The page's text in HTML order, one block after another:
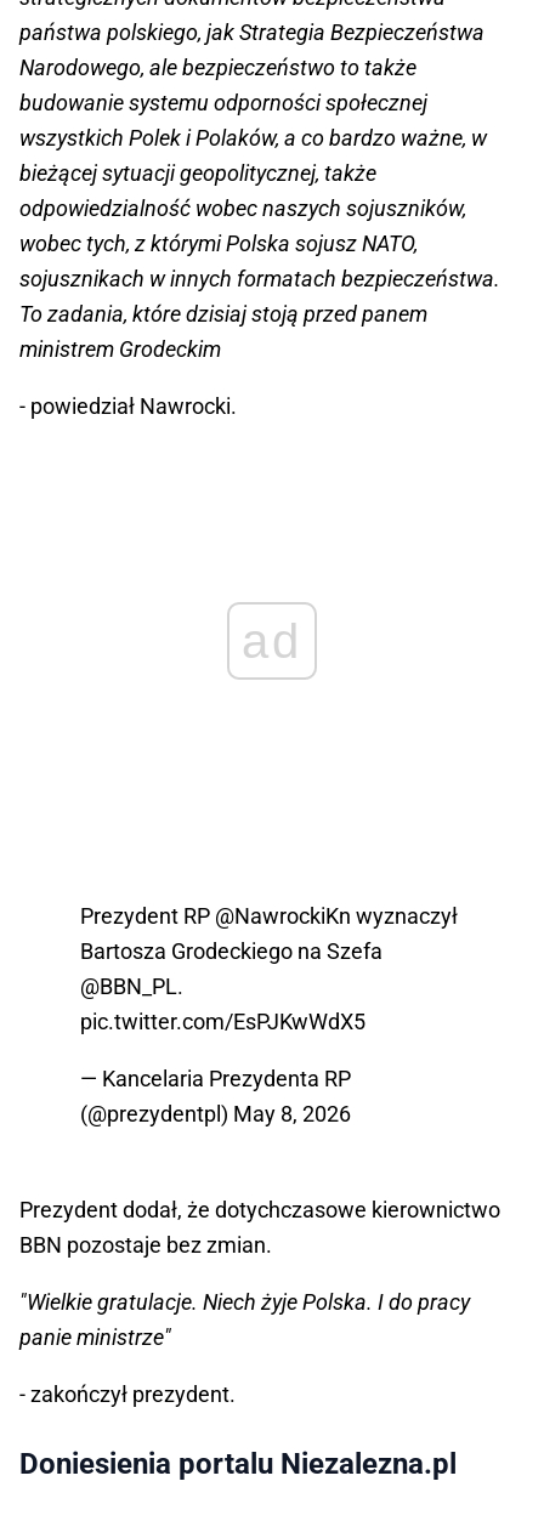
państwa polskiego, jak Strategia Bezpieczeństwa
Narodowego, ale bezpieczeństwo to także
budowanie systemu odporności społecznej
wszystkich Polek i Polaków, a co bardzo ważne, w
bieżącej sytuacji geopolitycznej, także
odpowiedzialność wobec naszych sojuszników,
wobec tych, z którymi Polska sojusz NATO,
sojusznikach w innych formatach bezpieczeństwa.
To zadania, które dzisiaj stoją przed panem
ministrem Grodeckim
- powiedział Nawrocki.
ad
Prezydent RP @NawrockiKn wyznaczył
Bartosza Grodeckiego na Szefa
@BBN_PL.
pic.twitter.com/EsPJKwWdX5
— Kancelaria Prezydenta RP
(@prezydentpl) May 8, 2026
Prezydent dodał, że dotychczasowe kierownictwo
BBN pozostaje bez zmian.
"Wielkie gratulacje. Niech żyje Polska. I do pracy
panie ministrze"
- zakończył prezydent.
Doniesienia portalu Niezalezna.pl